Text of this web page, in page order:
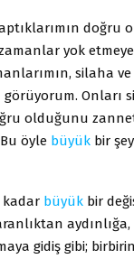
doğru
yok etmeye
silaha
Onları
olduğunu
öyle büyük bir
kadar büyük bir
aydınlığa,
gidiş gibi;